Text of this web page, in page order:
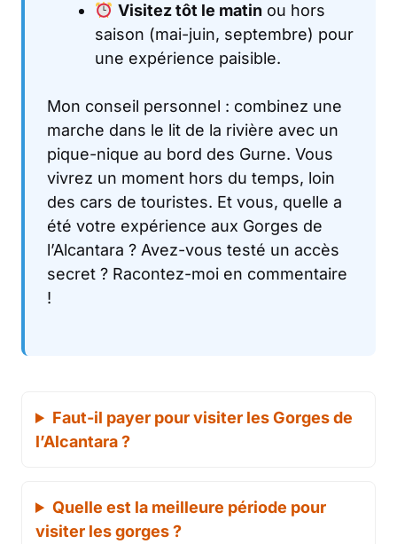
Visitez tôt le matin ou hors
saison (mai-juin, septembre) pour
une expérience paisible.
Mon conseil personnel : combinez une
marche dans le lit de la rivière avec un
pique-nique au bord des Gurne. Vous
vivrez un moment hors du temps, loin
des cars de touristes. Et vous, quelle a
été votre expérience aux Gorges de
l’Alcantara ? Avez-vous testé un accès
secret ? Racontez-moi en commentaire
!
Faut-il payer pour visiter les Gorges de
l’Alcantara ?
Quelle est la meilleure période pour
visiter les gorges ?